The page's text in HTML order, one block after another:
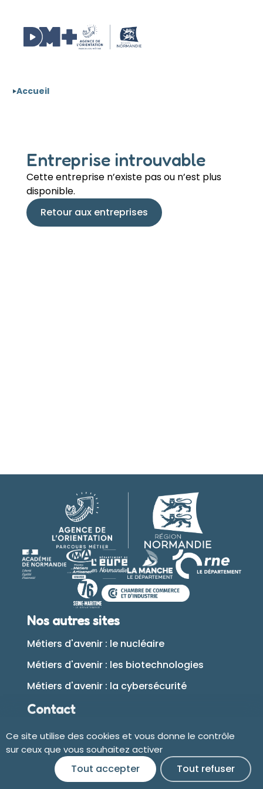
Accueil
Entreprise introuvable
Cette entreprise n’existe pas ou n’est plus
disponible.
Retour aux entreprises
Nos autres sites
Métiers d'avenir : le nucléaire
Métiers d'avenir : les biotechnologies
Métiers d'avenir : la cybersécurité
Contact
Plan du site
Accessibilité
Ce site utilise des cookies et vous donne le contrôle
sur ceux que vous souhaitez activer
Tout accepter
Tout refuser